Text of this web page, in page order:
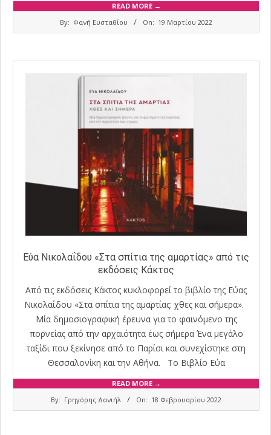
READ MORE →
By: Φανή Ευσταθίου On: 19 Μαρτίου 2022
Εύα Νικολαΐδου «Στα σπίτια της αμαρτίας» από τις
εκδόσεις Κάκτος
Από τις εκδόσεις Κάκτος κυκλοφορεί το βιβλίο της Εύας
Νικολαΐδου «Στα σπίτια της αμαρτίας: χθες και σήμερα».
Μία δημοσιογραφική έρευνα για το φαινόμενο της
πορνείας από την αρχαιότητα έως σήμερα Ένα μεγάλο
ταξίδι που ξεκίνησε από το Παρίσι και συνεχίστηκε στη
Θεσσαλονίκη και την Αθήνα. Το Βιβλίο Εύα
READ MORE →
By: Γρηγόρης Δανιήλ On: 18 Φεβρουαρίου 2022